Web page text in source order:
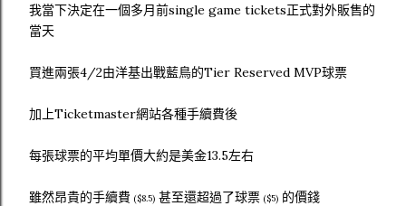
我當下決定在一個多月前single game tickets正式對外販售的
當天
買進兩張4/2由洋基出戰藍鳥的Tier Reserved MVP球票
加上Ticketmaster網站各種手續費後
每張球票的平均單價大約是美金13.5左右
雖然昂貴的手續費 ($8.5) 甚至還超過了球票 ($5) 的價錢